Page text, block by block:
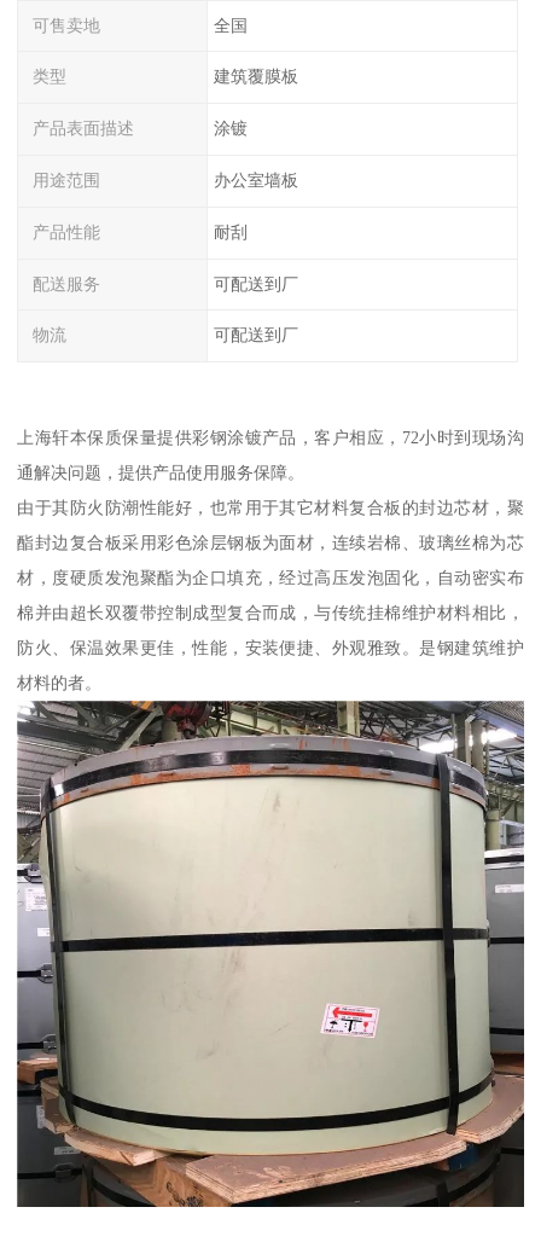
可售卖地 全国
类型 建筑覆膜板
产品表面描述 涂镀
用途范围 办公室墙板
产品性能 耐刮
配送服务 可配送到厂
物流 可配送到厂
上海轩本保质保量提供彩钢涂镀产品，客户相应，72小时到现场沟
通解决问题，提供产品使用服务保障。
由于其防火防潮性能好，也常用于其它材料复合板的封边芯材，聚
酯封边复合板采用彩色涂层钢板为面材，连续岩棉、玻璃丝棉为芯
材，度硬质发泡聚酯为企口填充，经过高压发泡固化，自动密实布
棉并由超长双覆带控制成型复合而成，与传统挂棉维护材料相比，
防火、保温效果更佳，性能，安装便捷、外观雅致。是钢建筑维护
材料的者。